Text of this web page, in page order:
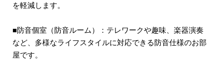
を軽減します。
■防音個室（防音ルーム）：テレワークや趣味、楽器演奏
など、多様なライフスタイルに対応できる防音仕様のお部
屋です。